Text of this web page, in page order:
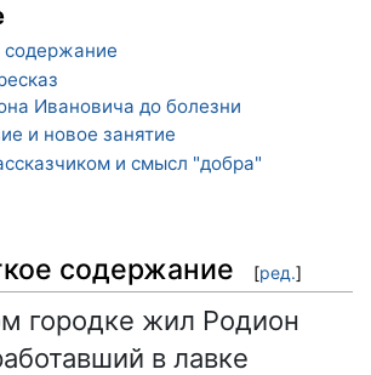
содержание
Ивановича до болезни
и новое занятие
и смысл "добра"
содержание [ред.]
городке жил Родион
в лавке